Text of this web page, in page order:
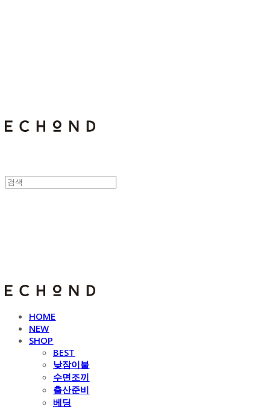
HOME
NEW
SHOP
BEST
낮잠이불
수면조끼
출산준비
베딩